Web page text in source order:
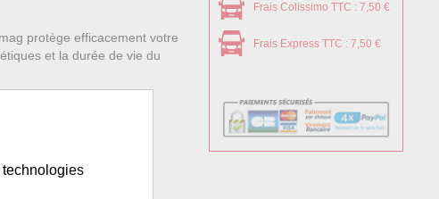
protège efficacement votre
et la durée de vie du
Frais Colissimo TTC : 7,50 €
Frais Express TTC : 7,50 €